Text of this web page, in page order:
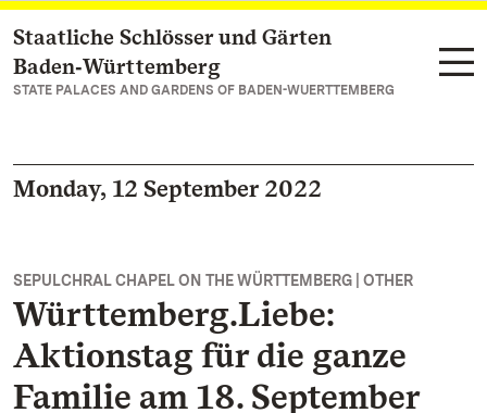
Navigate to main page
Staatliche Schlösser und Gärten
Baden‑Württemberg
STATE PALACES AND GARDENS OF BADEN-WUERTTEMBERG
Monday, 12 September 2022
SEPULCHRAL CHAPEL ON THE WÜRTTEMBERG | OTHER
Württemberg.Liebe:
Aktionstag für die ganze
Familie am 18. September